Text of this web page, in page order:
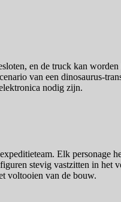
en de truck kan
van een dinosaurus-
nodig zijn.
Elk personage
stevig vastzitten in het
voltooien van de bouw.